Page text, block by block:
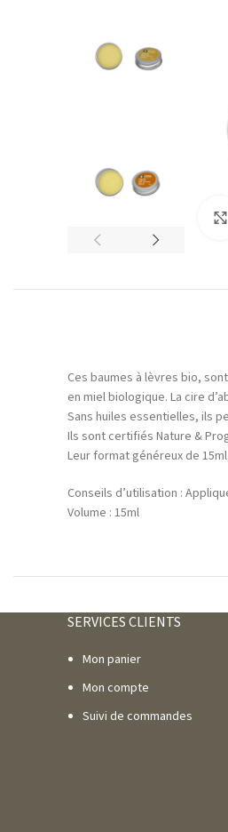
Ces baumes à lèvres bio,
en miel biologique. La cire
Sans huiles essentielles, ils
Ils sont certifiés Nature &
Leur format généreux de
Conseils d’utilisation :
Volume : 15ml
SERVICES CLIENTS
Mon panier
Mon compte
Suivi de commandes